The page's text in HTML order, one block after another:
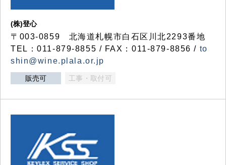
(株)登心
〒003-0859 北海道札幌市白石区川北2293番地
TEL：011-879-8855 / FAX：011-879-8856 / to
shin@wine.plala.or.jp
販売可 工事・取付可